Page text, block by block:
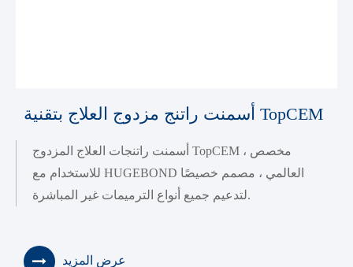
أسمنت راتنج مزدوج العلاج بتقنية TopCEM
أسمنت راتنجات العلاج المزدوج TopCEM ، مخصص
للاستخدام مع HUGEBOND العالمي ، مصمم خصيصًا
لتدعيم جميع أنواع الترميمات غير المباشرة.
عرض المزيد